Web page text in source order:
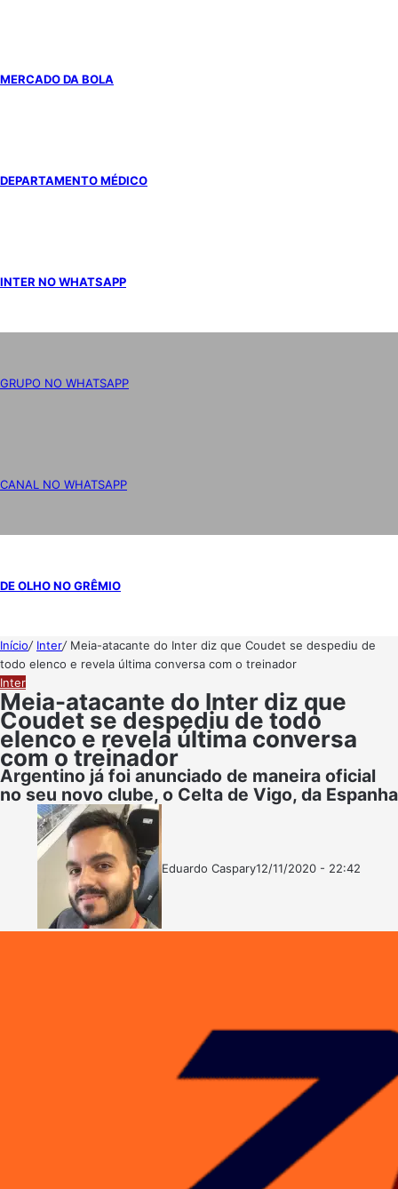
MERCADO DA BOLA
DEPARTAMENTO MÉDICO
INTER NO WHATSAPP
GRUPO NO WHATSAPP
CANAL NO WHATSAPP
DE OLHO NO GRÊMIO
Início/ Inter/ Meia-atacante do Inter diz que Coudet se despediu de
todo elenco e revela última conversa com o treinador
Inter
Meia-atacante do Inter diz que
Coudet se despediu de todo
elenco e revela última conversa
com o treinador
Argentino já foi anunciado de maneira oficial
no seu novo clube, o Celta de Vigo, da Espanha
Eduardo CasparyFollow
Mande
12/11/2020 - 22:42